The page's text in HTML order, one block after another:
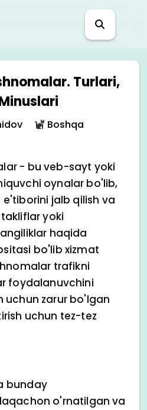
Turlari,
Boshqa
- bu veb-sayt yoki
oynalar bo'lib,
jalb qilish va
yoki
haqida
bo'lib xizmat
trafikni
foydalanuvchini
uchun zarur bo'lgan
uchun tez-tez
bunday
o'rnatilgan va